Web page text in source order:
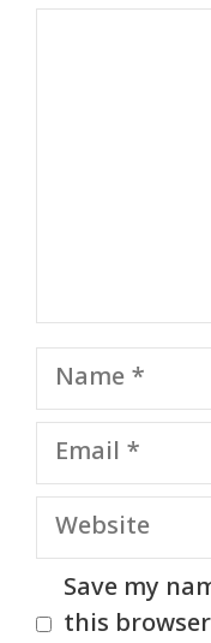
Name
Email
Website
Save my
this